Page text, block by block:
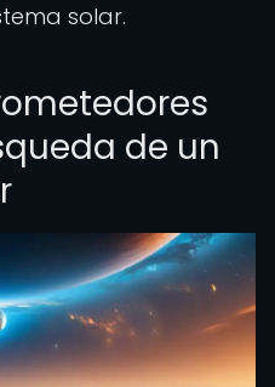
solar.
de un